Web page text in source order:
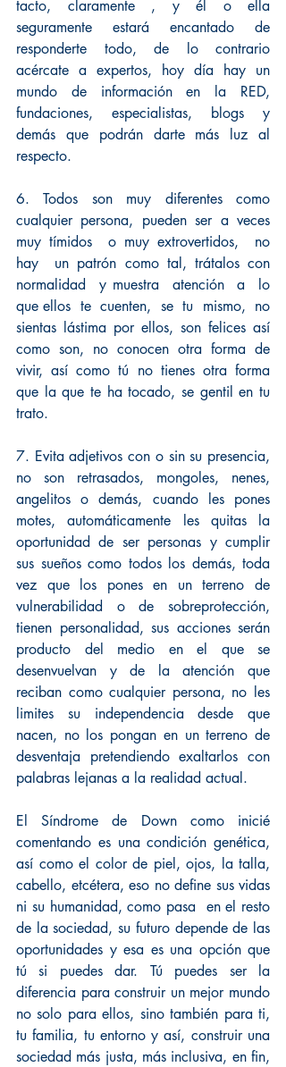
tacto, claramente , y él o ella
seguramente estará encantado de
responderte todo, de lo contrario
acércate a expertos, hoy día hay un
mundo de información en la RED,
fundaciones, especialistas, blogs y
demás que podrán darte más luz al
respecto.
6. Todos son muy diferentes como
cualquier persona, pueden ser a veces
muy tímidos  o muy extrovertidos,  no
hay  un patrón como tal, trátalos con
normalidad  y muestra  atención  a  lo
que ellos  te  cuenten,  se  tu  mismo,  no
sientas lástima por ellos, son felices así
como son, no conocen otra forma de
vivir, así como tú no tienes otra forma
que la que te ha tocado, se gentil en tu
trato.
7. Evita adjetivos con o sin su presencia,
no son retrasados, mongoles, nenes,
angelitos o demás, cuando les pones
motes, automáticamente les quitas la
oportunidad de ser personas y cumplir
sus sueños como todos los demás, toda
vez que los pones en un terreno de
vulnerabilidad o de sobreprotección,
tienen personalidad, sus acciones serán
producto del medio en el que se
desenvuelvan y de la atención que
reciban como cualquier persona, no les
limites su independencia desde que
nacen, no los pongan en un terreno de
desventaja pretendiendo exaltarlos con
palabras lejanas a la realidad actual.
El Síndrome de Down como inicié
comentando es una condición genética,
así como el color de piel, ojos, la talla,
cabello, etcétera, eso no define sus vidas
ni su humanidad, como pasa  en el resto
de la sociedad, su futuro depende de las
oportunidades y esa es una opción que
tú si puedes dar. Tú puedes ser la
diferencia para construir un mejor mundo
no solo para ellos, sino también para ti,
tu familia, tu entorno y así, construir una
sociedad más justa, más inclusiva, en fin,